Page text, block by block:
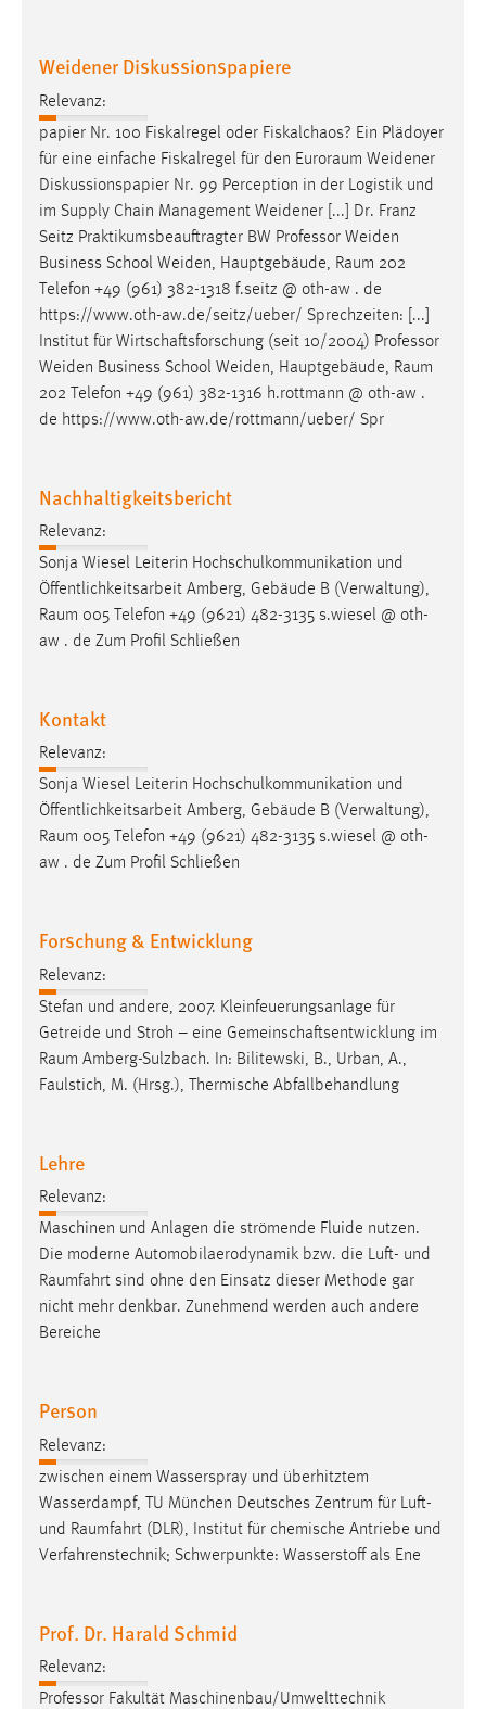
Weidener Diskussionspapiere
Relevanz:
papier Nr. 100 Fiskalregel oder Fiskalchaos? Ein Plädoyer
für eine einfache Fiskalregel für den Euroraum Weidener
Diskussionspapier Nr. 99 Perception in der Logistik und
im Supply Chain Management Weidener [...] Dr. Franz
Seitz Praktikumsbeauftragter BW Professor Weiden
Business School Weiden, Hauptgebäude, Raum 202
Telefon +49 (961) 382-1318 f.seitz @ oth-aw . de
https://www.oth-aw.de/seitz/ueber/ Sprechzeiten: [...]
Institut für Wirtschaftsforschung (seit 10/2004) Professor
Weiden Business School Weiden, Hauptgebäude, Raum
202 Telefon +49 (961) 382-1316 h.rottmann @ oth-aw .
de https://www.oth-aw.de/rottmann/ueber/ Spr
Nachhaltigkeitsbericht
Relevanz:
Sonja Wiesel Leiterin Hochschulkommunikation und
Öffentlichkeitsarbeit Amberg, Gebäude B (Verwaltung),
Raum 005 Telefon +49 (9621) 482-3135 s.wiesel @ oth-
aw . de Zum Profil Schließen
Kontakt
Relevanz:
Sonja Wiesel Leiterin Hochschulkommunikation und
Öffentlichkeitsarbeit Amberg, Gebäude B (Verwaltung),
Raum 005 Telefon +49 (9621) 482-3135 s.wiesel @ oth-
aw . de Zum Profil Schließen
Forschung & Entwicklung
Relevanz:
Stefan und andere, 2007. Kleinfeuerungsanlage für
Getreide und Stroh – eine Gemeinschaftsentwicklung im
Raum Amberg-Sulzbach. In: Bilitewski, B., Urban, A.,
Faulstich, M. (Hrsg.), Thermische Abfallbehandlung
Lehre
Relevanz:
Maschinen und Anlagen die strömende Fluide nutzen.
Die moderne Automobilaerodynamik bzw. die Luft- und
Raumfahrt sind ohne den Einsatz dieser Methode gar
nicht mehr denkbar. Zunehmend werden auch andere
Bereiche
Person
Relevanz:
zwischen einem Wasserspray und überhitztem
Wasserdampf, TU München Deutsches Zentrum für Luft-
und Raumfahrt (DLR), Institut für chemische Antriebe und
Verfahrenstechnik; Schwerpunkte: Wasserstoff als Ene
Prof. Dr. Harald Schmid
Relevanz:
Professor Fakultät Maschinenbau/Umwelttechnik
Cookie Laufzeit:
Facebook Pixel
Name:
_fbp
Anbieter:
Facebook
Zweck:
Conversion-Tracking
Cookie Laufzeit:
3 Monate
EXTERNE MEDIEN
Um Inhalte von Videoplattformen und Social Media
Plattformen anzeigen zu können, werden von diesen
externen Medien Cookies gesetzt.
YouTube